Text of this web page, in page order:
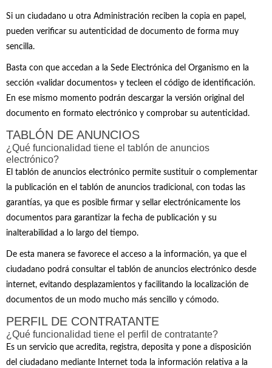
Si un ciudadano u otra Administración reciben la copia en papel,
pueden verificar su autenticidad de documento de forma muy
sencilla.
Basta con que accedan a la Sede Electrónica del Organismo en la
sección «validar documentos» y tecleen el código de identificación.
En ese mismo momento podrán descargar la versión original del
documento en formato electrónico y comprobar su autenticidad.
TABLÓN DE ANUNCIOS
¿Qué funcionalidad tiene el tablón de anuncios
electrónico?
El tablón de anuncios electrónico permite sustituir o complementar
la publicación en el tablón de anuncios tradicional, con todas las
garantías, ya que es posible firmar y sellar electrónicamente los
documentos para garantizar la fecha de publicación y su
inalterabilidad a lo largo del tiempo.
De esta manera se favorece el acceso a la información, ya que el
ciudadano podrá consultar el tablón de anuncios electrónico desde
internet, evitando desplazamientos y facilitando la localización de
documentos de un modo mucho más sencillo y cómodo.
PERFIL DE CONTRATANTE
¿Qué funcionalidad tiene el perfil de contratante?
Es un servicio que acredita, registra, deposita y pone a disposición
del ciudadano mediante Internet toda la información relativa a la